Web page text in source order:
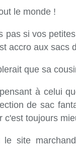
le monde !
pas si vos
accro aux sacs
que sa
à celui
de sac
c'est toujours
le site